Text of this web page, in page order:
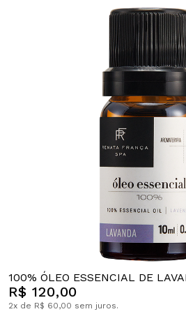
100% ÓLEO ESSENCIAL DE
R$ 120,00
2x de R$ 60,00 sem juros.